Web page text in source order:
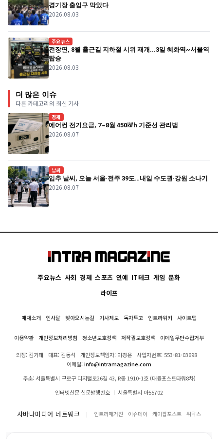
경기장 출입구 막았다
2026.08.03
주요뉴스
전장연, 8월 출근길 지하철 시위 재개...3일 혜화역~서울역
탑승
2026.08.03
더 많은 이슈
다른 카테고리의 최신 기사
경제
에어컨 전기요금, 7~8월 450㎾h 기준선 관리법
2026.08.07
날씨
입추 날씨, 오늘 서울·전주 39도…내일 수도권·강원 소나기
2026.08.07
주요뉴스 사회 경제 스포츠 연예 IT테크 게임 문화
라이프
매체소개 인사말 찾아오시는길 기사제보 독자투고 인트라위키 사이트맵
이용약관 개인정보처리방침 청소년보호정책 저작권보호정책 이메일무단수집거부
의장: 김기태 대표: 김동석 개인정보책임자: 이경은
사업자번호: 553-81-03698
이메일:info@intramagazine.com
주소: 서울특별시 구로구 디지털로26길 43, R동 1910-1호 (대륭포스트타워8차)
인터넷신문 신문발행번호 ㅣ 서울특별시 아55702
사바나미디어 네트워크 인트라매거진 이슈데이 케이팝포스트 위닥스